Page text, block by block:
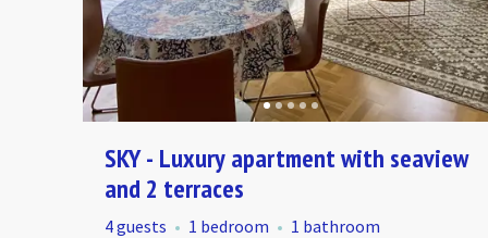
SKY - Luxury apartment with seaview
and 2 terraces
4 guests 1 bedroom 1 bathroom